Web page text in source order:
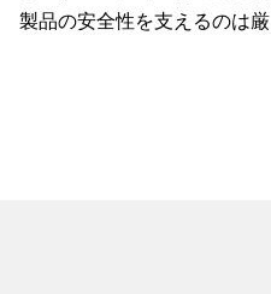
製品の安全性を支えるのは